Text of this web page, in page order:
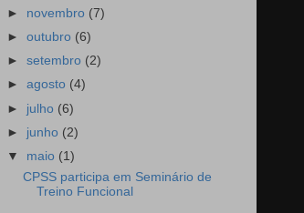
► novembro (7)
►outubro (6)
►setembro (2)
►agosto (4)
► julho (6)
► junho (2)
▼ maio (1)
CPSS participa em Seminário de
Treino Funcional